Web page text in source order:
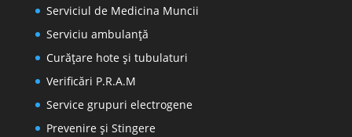
Serviciul de Medicina Muncii
Serviciu ambulanță
Curățare hote și tubulaturi
Verificări P.R.A.M
Service grupuri electrogene
Prevenire şi Stingere